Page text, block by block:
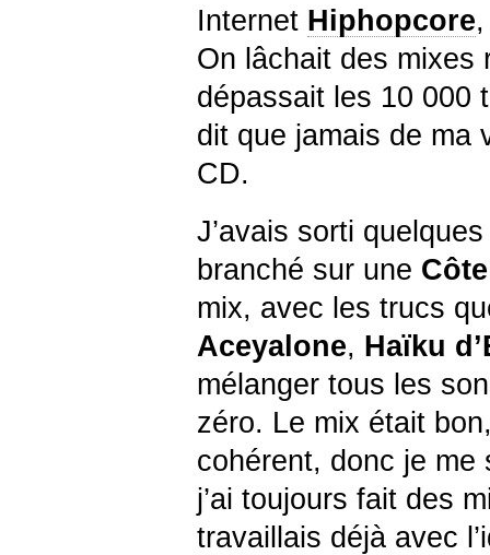
Internet Hiphopcore
On lâchait des mixes
dépassait les 10 000
dit que jamais de ma
CD.
J’avais sorti
branché sur une
mix, avec les trucs
Aceyalone, Haïku d’
mélanger tous les
zéro. Le mix était
cohérent, donc je me
j’ai toujours fait des
travaillais déjà avec